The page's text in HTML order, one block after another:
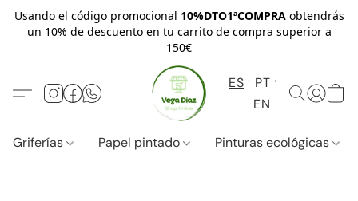
Usando el código promocional 10%DTO1ªCOMPRAobtendrás
un 10% de descuento en tu carrito de compra superior a
150€
ES
PT
EN
Griferías Papel pintado Pinturas ecológicas